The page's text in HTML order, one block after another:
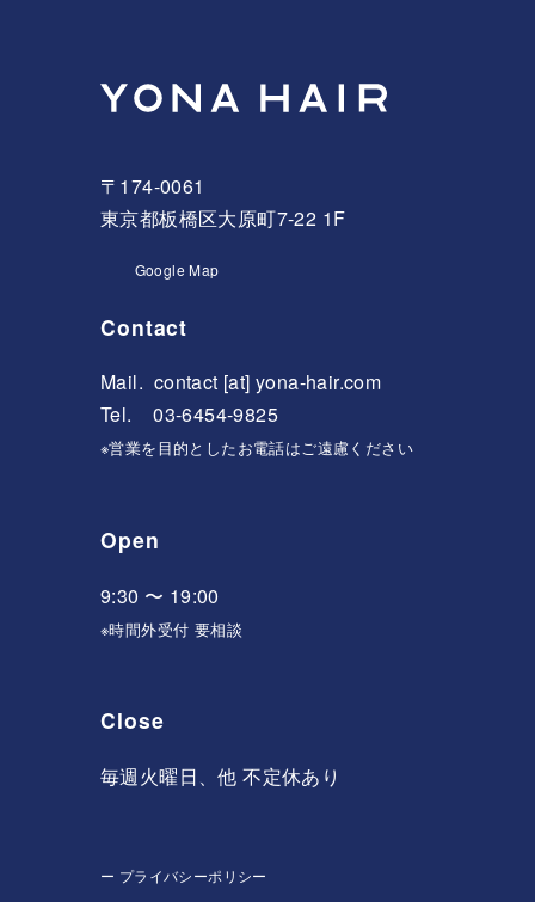
〒174-0061
東京都板橋区大原町7-22 1F
Google Map
Contact
Mail. contact [at] yona-hair.com
Tel. 03-6454-9825
※営業を目的としたお電話はご遠慮ください
Open
9:30 〜 19:00
※時間外受付 要相談
Close
毎週火曜日、他 不定休あり
ー プライバシーポリシー